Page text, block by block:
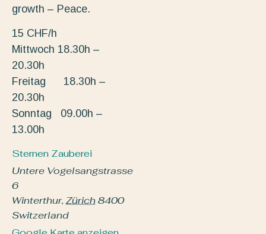
growth – Peace.
15 CHF/h
Mittwoch 18.30h –
20.30h
Freitag 18.30h –
20.30h
Sonntag 09.00h –
13.00h
Sternen Zauberei
Untere Vogelsangstrasse
6
Winterthur, Zürich8400
Switzerland